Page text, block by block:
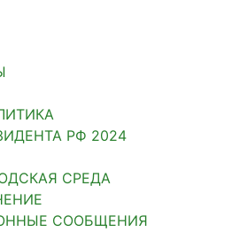
РФ 2024
СРЕДА
СООБЩЕНИЯ